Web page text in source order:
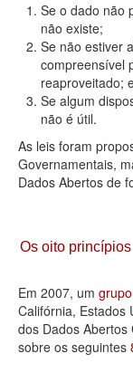
Se o dado não
não existe;
Se não estiver
compreensível
reaproveitado;
Se algum
não é útil.
As leis foram
Governamentais,
Dados Abertos de
Os oito princípios
Em 2007, um
Califórnia, Estados
dos Dados
sobre os seguintes